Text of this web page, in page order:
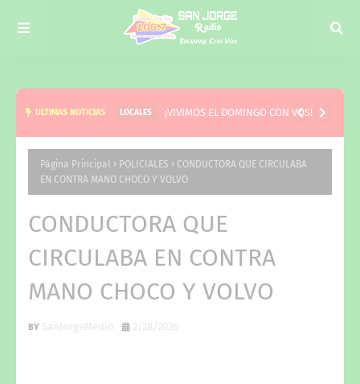
ULTIMAS NOTICIAS LOCALES ¡VIVIMOS EL DOMINGO CON VOS!
Página Principal POLICIALES
CONDUCTORA QUE CIRCULABA
EN CONTRA MANO CHOCO Y VOLVO
CONDUCTORA QUE
CIRCULABA EN CONTRA
MANO CHOCO Y VOLVO
SanJorgeMedio 2/28/2026